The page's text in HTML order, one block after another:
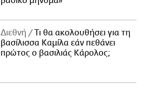
Διεθνή
Τι θα ακολουθήσει για τη
βασίλισσα Καμίλα εάν πεθάνει
πρώτος ο βασιλιάς Κάρολος;